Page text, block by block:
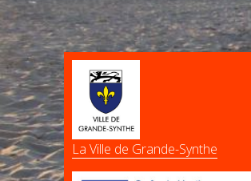
La Ville de Grande-Synthe